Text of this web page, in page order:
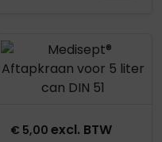
Product openen
€ 5,00 excl. BTW